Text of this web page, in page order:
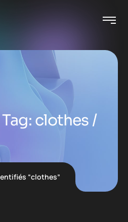
clothes
“clothes”